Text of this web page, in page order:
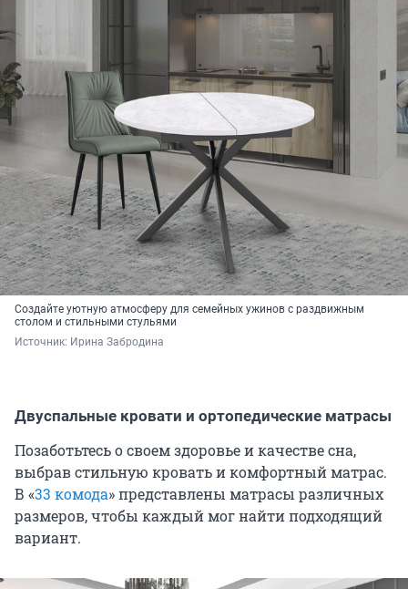
Создайте уютную атмосферу для семейных ужинов с раздвижным
столом и стильными стульями
Источник: Ирина Забродина
Двуспальные кровати и ортопедические матрасы
Позаботьтесь о своем здоровье и качестве сна,
выбрав стильную кровать и комфортный матрас.
В «33 комода» представлены матрасы различных
размеров, чтобы каждый мог найти подходящий
вариант.